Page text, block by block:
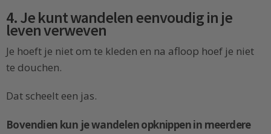
4. Je kunt wandelen eenvoudig in je
leven verweven
Je hoeft je niet om te kleden en na afloop hoef je niet
te douchen.
Dat scheelt een jas.
Bovendien kun je wandelen opknippen in meerdere